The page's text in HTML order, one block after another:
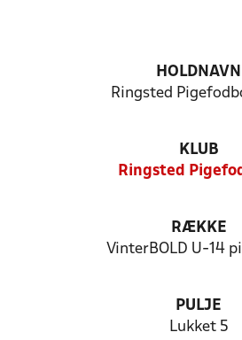
HOLDNAVN
Ringsted
KLUB
Ringsted
RÆKKE
VinterBOLD U-14
PULJE
Lukket 5